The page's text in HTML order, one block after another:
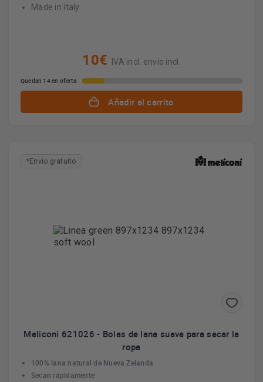
Made in Italy
10€ IVA incl. envío incl.
Quedan 14 en oferta
Añadir al carrito
*Envío gratuito
Meliconi 621026 - Bolas de lana suave para secar la
ropa
100% lana natural de Nueva Zelanda
Secan rápidamente